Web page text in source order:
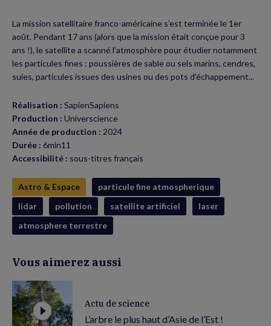
Facebook
(nouvelle
fenêtre)
Twitter
(nouvelle
fenêtre)
La mission satellitaire franco-américaine s’est terminée le 1er
août. Pendant 17 ans (alors que la mission était conçue pour 3
ans !), le satellite a scanné l’atmosphère pour étudier notamment
les particules fines : poussières de sable ou sels marins, cendres,
suies, particules issues des usines ou des pots d’échappement...
Réalisation : SapienSapiens
Production : Universcience
Année de production : 2024
Durée : 6min11
Accessibilité : sous-titres français
Astro & Espace
particule fine atmospherique
lidar
pollution satellite artificiel
laser
atmosphere terrestre
Vous aimerez aussi
Actu de science
L’arbre le plus haut d’Asie de l’Est !